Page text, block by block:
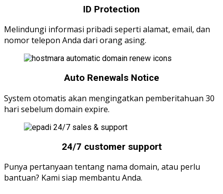
ID Protection
Melindungi informasi pribadi seperti alamat, email, dan
nomor telepon Anda dari orang asing.
Auto Renewals Notice
System otomatis akan mengingatkan pemberitahuan 30
hari sebelum domain expire.
24/7 customer support
Punya pertanyaan tentang nama domain, atau perlu
bantuan? Kami siap membantu Anda.